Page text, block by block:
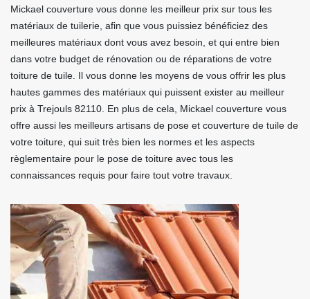
Mickael couverture vous donne les meilleur prix sur tous les
matériaux de tuilerie, afin que vous puissiez bénéficiez des
meilleures matériaux dont vous avez besoin, et qui entre bien
dans votre budget de rénovation ou de réparations de votre
toiture de tuile. Il vous donne les moyens de vous offrir les plus
hautes gammes des matériaux qui puissent exister au meilleur
prix à Trejouls 82110. En plus de cela, Mickael couverture vous
offre aussi les meilleurs artisans de pose et couverture de tuile de
votre toiture, qui suit très bien les normes et les aspects
règlementaire pour le pose de toiture avec tous les
connaissances requis pour faire tout votre travaux.